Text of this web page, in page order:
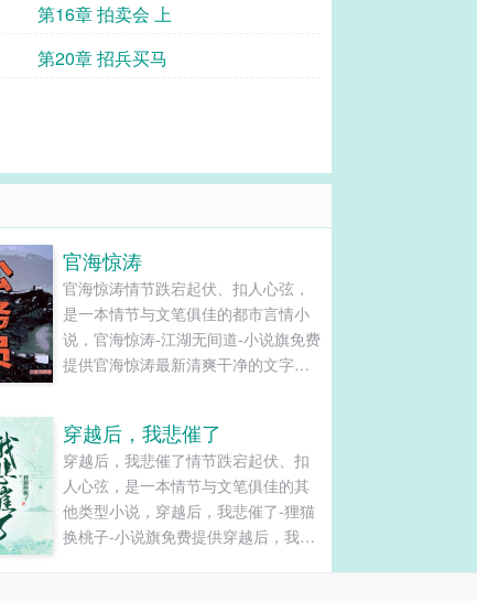
第16章 拍卖会 上
第20章 招兵买马
官海惊涛
官海惊涛情节跌宕起伏、扣人心弦，
是一本情节与文笔俱佳的都市言情小
说，官海惊涛-江湖无间道-小说旗免费
提供官海惊涛最新清爽干净的文字章
穿越后，我悲催了
穿越后，我悲催了情节跌宕起伏、扣
人心弦，是一本情节与文笔俱佳的其
他类型小说，穿越后，我悲催了-狸猫
换桃子-小说旗免费提供穿越后，我悲